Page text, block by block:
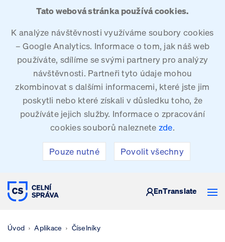
Tato webová stránka používá cookies.
K analýze návštěvnosti využíváme soubory cookies
– Google Analytics. Informace o tom, jak náš web
používáte, sdílíme se svými partnery pro analýzy
návštěvnosti. Partneři tyto údaje mohou
zkombinovat s dalšími informacemi, které jste jim
poskytli nebo které získali v důsledku toho, že
používáte jejich služby. Informace o zpracování
cookies souborů naleznete zde.
Pouze nutné Povolit všechny
CELNÍ SPRÁVA ČESKÉ REPUBLIKY
EnTranslate
Úvod Aplikace Číselníky